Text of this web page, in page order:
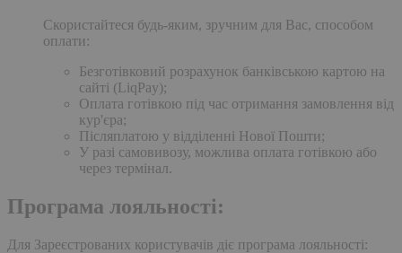
Скористайтеся будь-яким, зручним для Вас, способом
оплати:
Безготівковий розрахунок банківською картою на
сайті (LiqPay);
Оплата готівкою під час отримання замовлення від
кур'єра;
Післяплатою у відділенні Нової Пошти;
У разі самовивозу, можлива оплата готівкою або
через термінал.
Програма лояльності:
Для Зареєстрованих користувачів діє програма лояльності: